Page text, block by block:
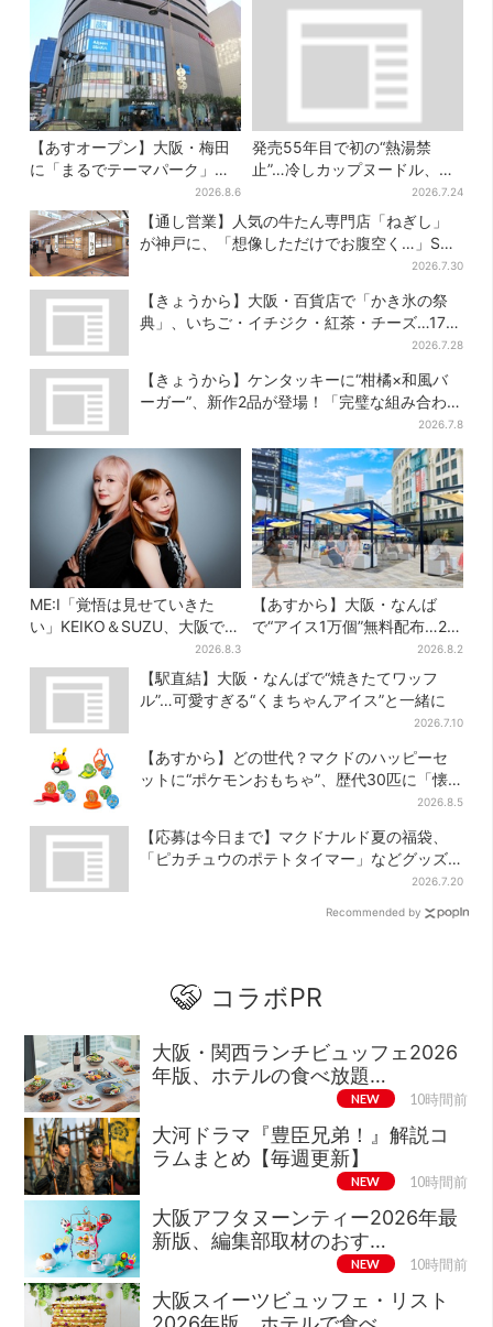
【あすオープン】大阪・梅田
に「まるでテーマパーク」な
巨大スポーツ店、461ブラン
ド集結！ 6フロアをまとめて
紹介
2026.8.6
発売55年目で初の“熱湯禁
止”…冷しカップヌードル、公
式に聞いたおいしい作り方を
実践してみた
2026.7.24
【通し営業】人気の牛たん専門店「ねぎし」
が神戸に、「想像しただけでお腹空く…」SNS
2026.7.30
【きょうから】大阪・百貨店で「かき氷の祭
典」、いちご・イチジク・紅茶・チーズ…17店
2026.7.28
【きょうから】ケンタッキーに“柑橘×和風バ
ーガー”、新作2品が登場！「完璧な組み合わ
2026.7.8
ME:I「覚悟は見せていきた
い」KEIKO＆SUZU、大阪で語
る…“日プ女子”からの3年間
と、7人で目指す夢
2026.8.3
【あすから】大阪・なんば
で“アイス1万個”無料配布…2日
間限定で、ロッテの人気商品
もらえる
2026.8.2
【駅直結】大阪・なんばで“焼きたてワッフ
ル”…可愛すぎる“くまちゃんアイス”と一緒に
2026.7.10
【あすから】どの世代？マクドのハッピーセ
ットに“ポケモンおもちゃ”、歴代30匹に「懐
2026.8.5
【応募は今日まで】マクドナルド夏の福袋、
「ピカチュウのポテトタイマー」などグッズ3
2026.7.20
Recommended by
コラボPR
大阪・関西ランチビュッフェ2026
年版、ホテルの食べ放題…
NEW 10時間前
大河ドラマ『豊臣兄弟！』解説コ
ラムまとめ【毎週更新】
NEW 10時間前
大阪アフタヌーンティー2026年最
新版、編集部取材のおす…
NEW 10時間前
大阪スイーツビュッフェ・リスト